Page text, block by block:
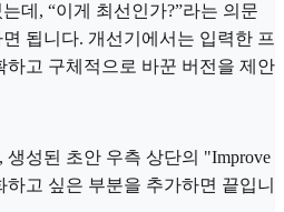
데, “이게 최선인가?”라는 의문
됩니다. 개선기에서는 입력한 프
하고 구체적으로 바꾼 버전을 제안
성된 초안 우측 상단의 "Improve
고 싶은 부분을 추가하면 끝입니